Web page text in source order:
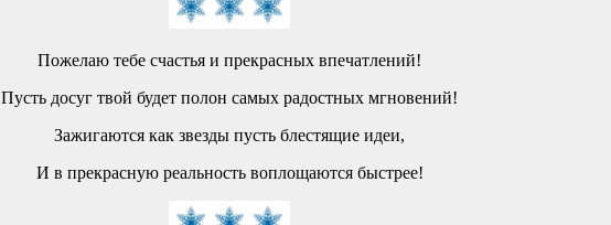
Пожелаю тебе счастья и прекрасных впечатлений!
Пусть досуг твой будет полон самых радостных мгновений!
Зажигаются как звезды пусть блестящие идеи,
И в прекрасную реальность воплощаются быстрее!